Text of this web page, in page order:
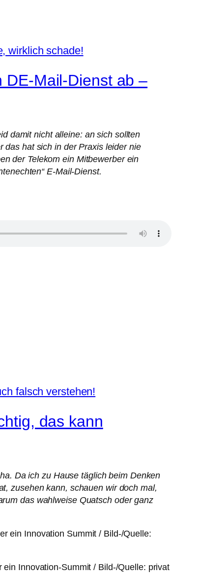
DE-Mail-Dienst ab –
damit nicht alleine: an sich sollten
das hat sich in der Praxis leider nie
der Telekom ein Mitbewerber ein
E-Mail-Dienst.
das kann
Da ich zu Hause täglich beim Denken
zusehen kann, schauen wir doch mal,
das wahlweise Quatsch oder ganz
Innovation-Summit / Bild-/Quelle: privat